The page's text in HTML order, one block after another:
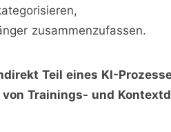
zusammenzufassen.
Teil eines KI-
Trainings- und